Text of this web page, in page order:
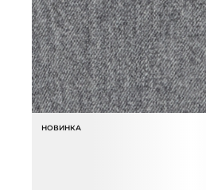
СОЧЕТАЕТСЯ С
НОВИНКА